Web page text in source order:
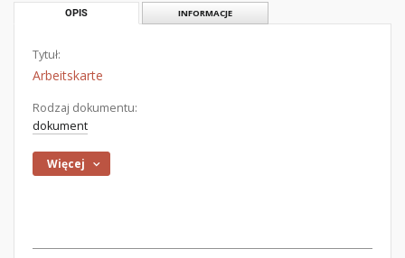
OPIS INFORMACJE
Tytuł:
Arbeitskarte
Rodzaj dokumentu:
dokument
Więcej